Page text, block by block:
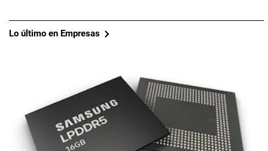
Lo último en Empresas